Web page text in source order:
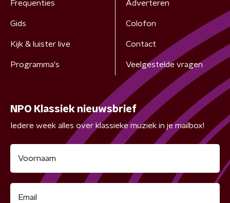
Frequenties
Gids
Kijk & luister live
Programma's
Adverteren
Colofon
Contact
Veelgestelde vragen
NPO Klassiek nieuwsbrief
Iedere week alles over klassieke muziek in je mailbox!